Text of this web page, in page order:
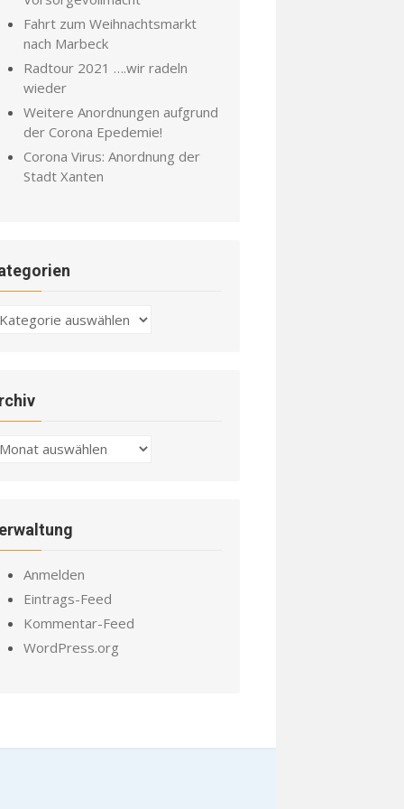
Fahrt zum Weihnachtsmarkt
nach Marbeck
Radtour 2021 ….wir radeln
wieder
Weitere Anordnungen aufgrund
der Corona Epedemie!
Corona Virus: Anordnung der
Stadt Xanten
Anmelden
Eintrags-Feed
Kommentar-Feed
WordPress.org